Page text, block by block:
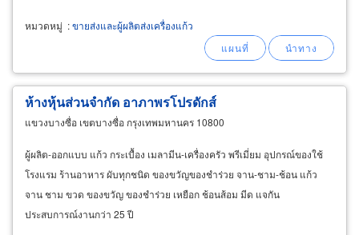
หมวดหมู่ :ขายส่งและผู้ผลิตส่งเครื่องแก้ว
ห้างหุ้นส่วนจำกัด อาภาพรโปรดักส์
แขวงบางซื่อ เขตบางซื่อ กรุงเทพมหานคร 10800
ผู้ผลิต-ออกแบบ แก้ว กระเบื้อง เมลามีน-เครื่องครัว พรีเมี่ยม อุปกรณ์ของใช้
โรงแรม ร้านอาหาร ผับทุกชนิด ของขวัญของชำร่วย จาน-ชาม-ช้อน แก้ว
จาน ชาม ขวด ของขวัญ ของชำร่วย เหยือก ช้อนส้อม มีด แจกัน
ประสบการณ์งานกว่า 25 ปี